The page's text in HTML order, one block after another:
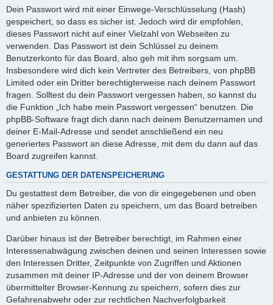
Dein Passwort wird mit einer Einwege-Verschlüsselung (Hash)
gespeichert, so dass es sicher ist. Jedoch wird dir empfohlen,
dieses Passwort nicht auf einer Vielzahl von Webseiten zu
verwenden. Das Passwort ist dein Schlüssel zu deinem
Benutzerkonto für das Board, also geh mit ihm sorgsam um.
Insbesondere wird dich kein Vertreter des Betreibers, von phpBB
Limited oder ein Dritter berechtigterweise nach deinem Passwort
fragen. Solltest du dein Passwort vergessen haben, so kannst du
die Funktion „Ich habe mein Passwort vergessen“ benutzen. Die
phpBB-Software fragt dich dann nach deinem Benutzernamen und
deiner E-Mail-Adresse und sendet anschließend ein neu
generiertes Passwort an diese Adresse, mit dem du dann auf das
Board zugreifen kannst.
GESTATTUNG DER DATENSPEICHERUNG
Du gestattest dem Betreiber, die von dir eingegebenen und oben
näher spezifizierten Daten zu speichern, um das Board betreiben
und anbieten zu können.
Darüber hinaus ist der Betreiber berechtigt, im Rahmen einer
Interessenabwägung zwischen deinen und seinen Interessen sowie
den Interessen Dritter, Zeitpunkte von Zugriffen und Aktionen
zusammen mit deiner IP-Adresse und der von deinem Browser
übermittelter Browser-Kennung zu speichern, sofern dies zur
Gefahrenabwehr oder zur rechtlichen Nachverfolgbarkeit